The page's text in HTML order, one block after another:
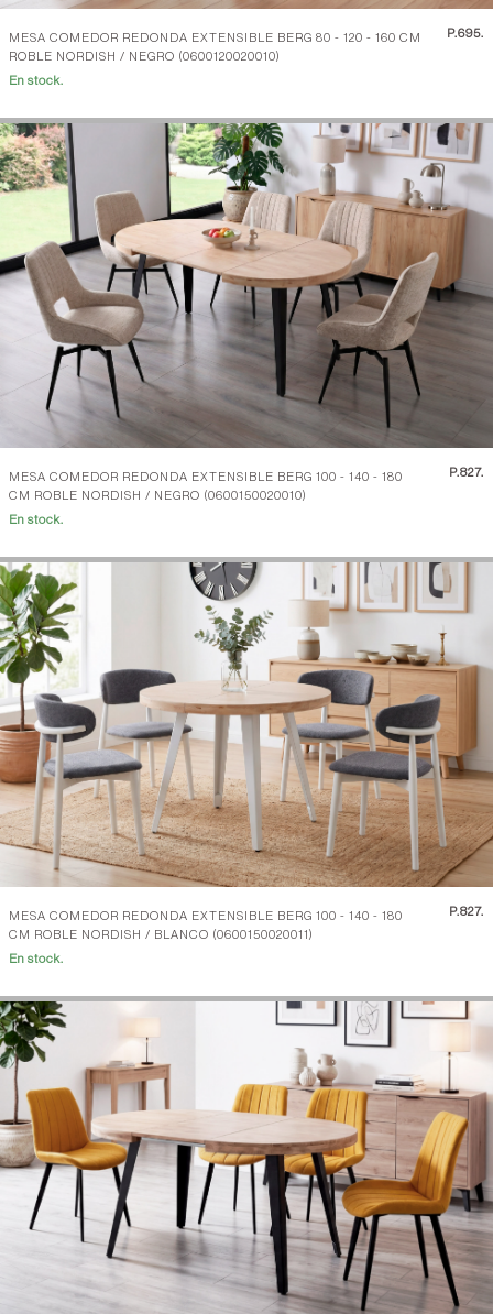
MESA COMEDOR REDONDA EXTENSIBLE BERG 80 - 120 - 160 CM
ROBLE NORDISH / NEGRO (0600120020010)
P.695.
En stock.
MESA COMEDOR REDONDA EXTENSIBLE BERG 100 - 140 - 180
CM ROBLE NORDISH / NEGRO (0600150020010)
P.827.
En stock.
MESA COMEDOR REDONDA EXTENSIBLE BERG 100 - 140 - 180
CM ROBLE NORDISH / BLANCO (0600150020011)
P.827.
En stock.